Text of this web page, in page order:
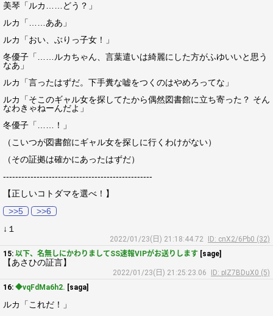
美琴「ルカ……どう？」
ルカ「……ああ」
ルカ「おい、ぶりっ子女！」
冬優子「……ルカちゃん、言葉遣いは綺麗にした方がふゆいいと思う
なあ」
ルカ「言ったはずだ。下手糞な嘘をつくのはやめろってな」
ルカ「そこのギャル女を探してたから偶然図書館に立ち寄った？ そん
なわきゃねーんだよ」
冬優子「……！」
（こいつが図書館にギャル女を探しに行くわけがない）
（その証拠は確かにあったはずだ）
-------------------------------------------------
【正しいコトダマを選べ！】
>>5
>>6
↓１
2022/01/23(日) 21:18:44.72
ID: cnX2/6Pb0 (32)
15: 以下、名無しにかわりましてSS速報VIPがお送りします [sage]
【あさひの証言】
2022/01/23(日) 21:25:23.06
ID: pIZ7BDuX0 (5)
16: ◆vqFdMa6h2. [saga]
ルカ「これだ！」